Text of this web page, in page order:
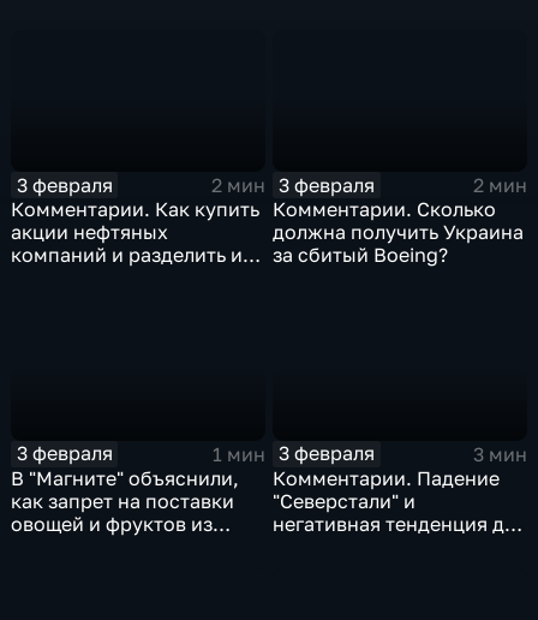
3 февраля
2 мин
Комментарии. Как купить
акции нефтяных
компаний и разделить их
3 февраля
2 мин
Комментарии. Сколько
должна получить Украина
за сбитый Boeing?
3 февраля
1 мин
В "Магните" объяснили,
как запрет на поставки
овощей и фруктов из
3 февраля
3 мин
Комментарии. Падение
"Северстали" и
негативная тенденция для